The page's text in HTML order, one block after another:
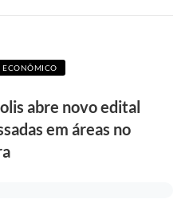
ECONÔMICO
abre novo edital
em áreas no